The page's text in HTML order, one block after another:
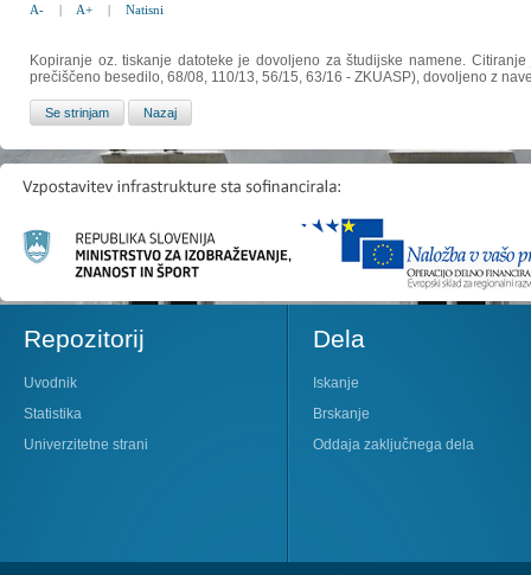
A- | A+ | Natisni
Kopiranje oz. tiskanje datoteke je dovoljeno za študijske namene.
prečiščeno besedilo, 68/08, 110/13, 56/15, 63/16 - ZKUASP), dovoljeno z
Repozitorij
Uvodnik
Statistika
Univerzitetne strani
Dela
Iskanje
Brskanje
Oddaja zaključnega dela